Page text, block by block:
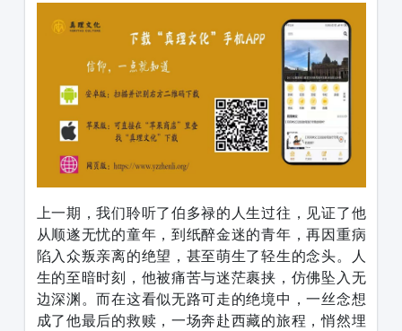
上一期，我们聆听了伯多禄的人生过往，见证了他
从顺遂无忧的童年，到纸醉金迷的青年，再因重病
陷入众叛亲离的绝望，甚至萌生了轻生的念头。人
生的至暗时刻，他被痛苦与迷茫裹挟，仿佛坠入无
边深渊。而在这看似无路可走的绝境中，一丝念想
成了他最后的救赎，一场奔赴西藏的旅程，悄然埋